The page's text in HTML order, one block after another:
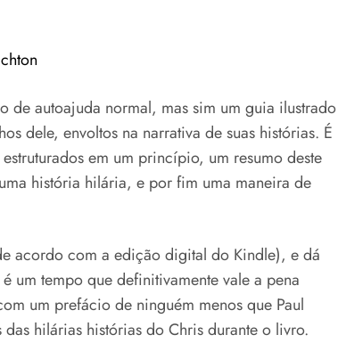
de autoajuda normal, mas sim um guia ilustrado
dele, envoltos na narrativa de suas histórias. É
em um princípio, um resumo deste
história hilária, e por fim uma maneira de
acordo com a edição digital do Kindle), e dá
um tempo que definitivamente vale a pena
um prefácio de ninguém menos que Paul
hilárias histórias do Chris durante o livro.